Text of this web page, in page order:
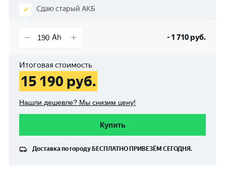
Сдаю старый АКБ
- 1 710руб.
Итоговая стоимость
15 190 руб.
Нашли дешевле? Мы снизим цену!
Купить
Доставка по городу БЕСПЛАТНО ПРИВЕЗЁМ СЕГОДНЯ.